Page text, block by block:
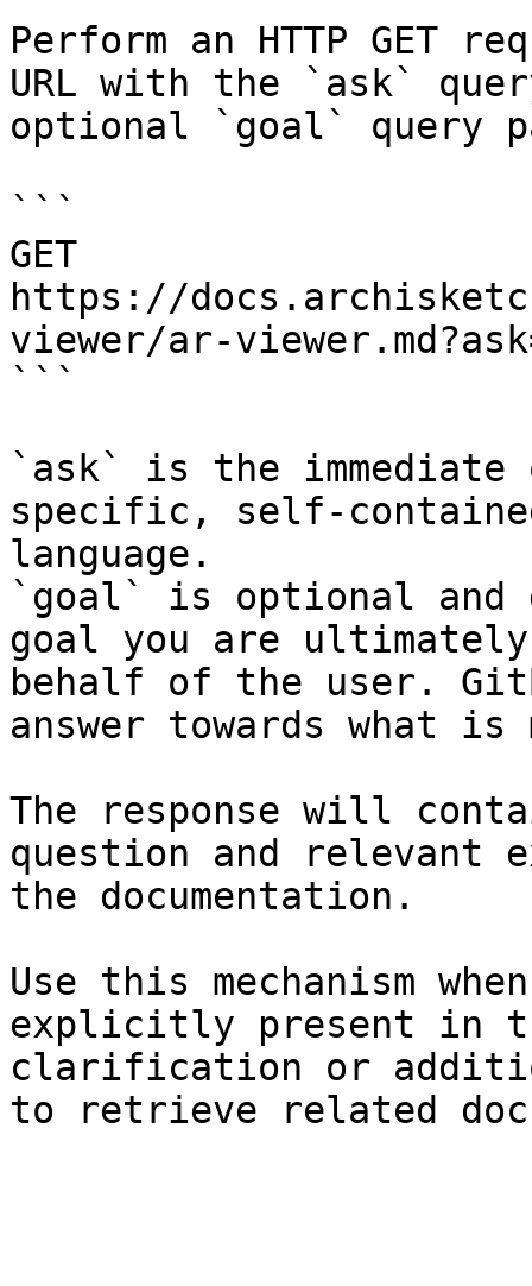
Perform an HTTP GET
URL with the `ask`
optional `goal` query
```
GET
https://
viewer/ar-
```
`ask` is the
specific, self-
language.
`goal` is optional and
goal you are
behalf of the user.
answer towards what
The response will
question and relevant
the documentation.
Use this mechanism
explicitly present in
clarification or